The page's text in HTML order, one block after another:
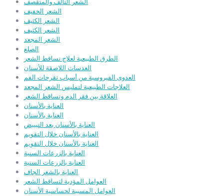
الشعر الخفيف
الشعر الكثيف
الشعر الكثيف
الشعر المجعد
الصلع
الطرق الطبيعية لعلاج تساقط الشعر
العدسات اللاصقة للأسنان
العدوى الفيروسية من أسباب تقرحات الفم
العلاجات الطبيعية لتمليس الشعر المجعد
العلاقة بين فقر الدم وتساقط الشعر
العناية بالأسنان
العناية بالأسنان
العناية بالأسنان بعد التبييض
العناية بالأسنان خلال التقويم
العناية بالأسنان خلال التقويم
العناية بالزرعات السنية
العناية بالزرعات السنية
العناية بالشعر الجاف
العوامل المؤدية لتساقط الشعر
العوامل المسببة لحساسية الأسنان